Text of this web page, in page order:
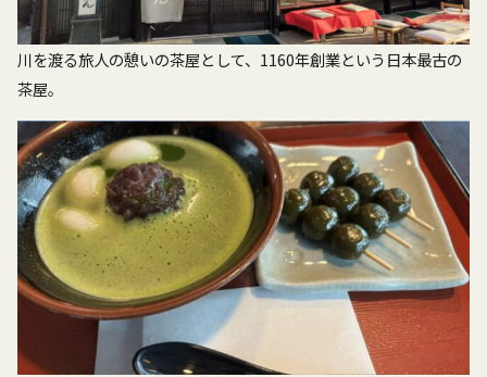
川を渡る旅人の憩いの茶屋として、1160年創業という日本最古の
茶屋。